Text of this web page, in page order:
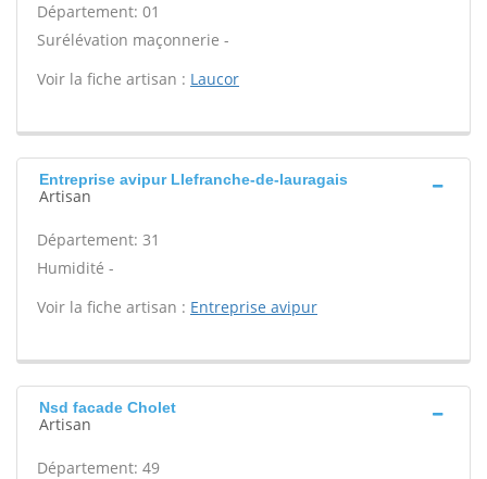
Département: 01
Surélévation maçonnerie -
Voir la fiche artisan : Laucor
Entreprise avipur Llefranche-de-lauragais
Artisan
Département: 31
Humidité -
Voir la fiche artisan : Entreprise avipur
Nsd facade Cholet
Artisan
Département: 49